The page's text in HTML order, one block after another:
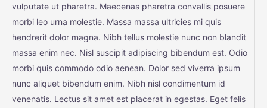
vulputate ut pharetra. Maecenas pharetra convallis posuere
morbi leo urna molestie. Massa massa ultricies mi quis
hendrerit dolor magna. Nibh tellus molestie nunc non blandit
massa enim nec. Nisl suscipit adipiscing bibendum est. Odio
morbi quis commodo odio aenean. Dolor sed viverra ipsum
nunc aliquet bibendum enim. Nibh nisl condimentum id
venenatis. Lectus sit amet est placerat in egestas. Eget felis